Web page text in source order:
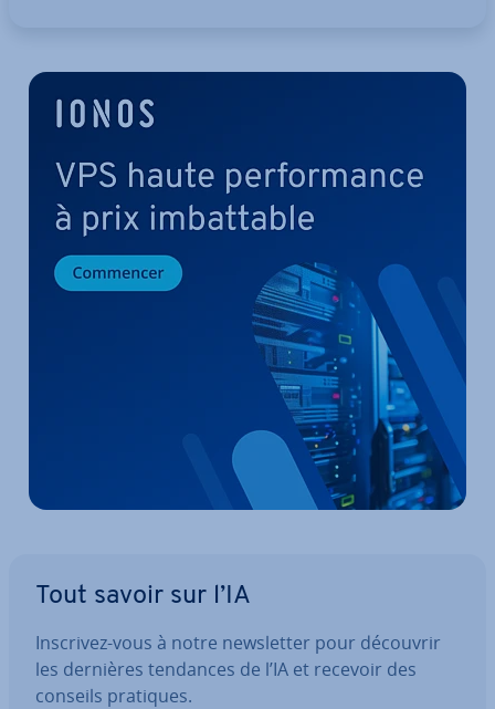
Tout savoir sur l’IA
Inscrivez-vous à notre news­let­ter pour découvrir
les dernières tendances de l’IA et recevoir des
conseils pratiques.